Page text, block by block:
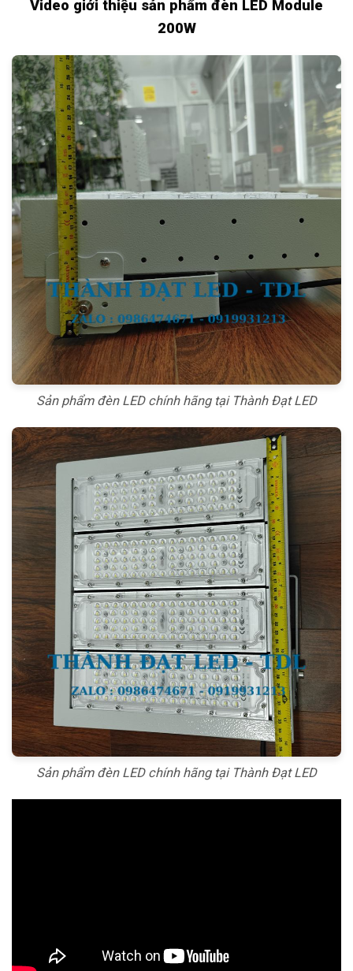
Video giới thiệu sản phẩm đèn LED Module
200W
Sản phẩm đèn LED chính hãng tại Thành Đạt LED
Sản phẩm đèn LED chính hãng tại Thành Đạt LED